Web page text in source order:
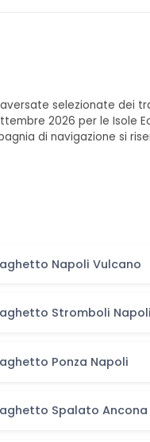
selezionate dei
2026 per le Isole
di navigazione si
Napoli Vulcano
Stromboli Napoli
Ponza Napoli
Spalato Ancona